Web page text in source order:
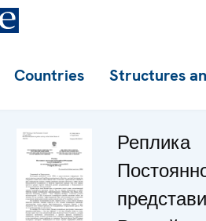
Countries Structures
Реплика